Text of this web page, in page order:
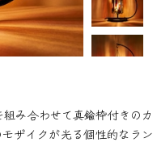
み合わせて真鍮枠付きのカ
ザイクが光る個性的なラン